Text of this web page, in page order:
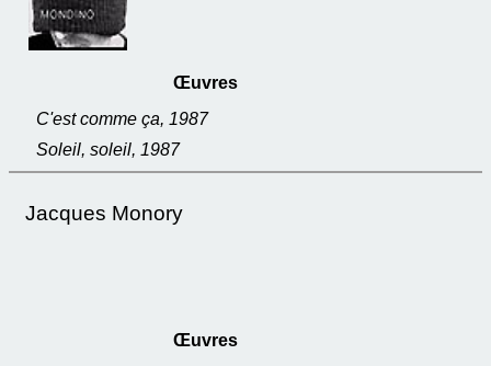
Œuvres
C'est comme ça, 1987
Soleil, soleil, 1987
Jacques Monory
Œuvres